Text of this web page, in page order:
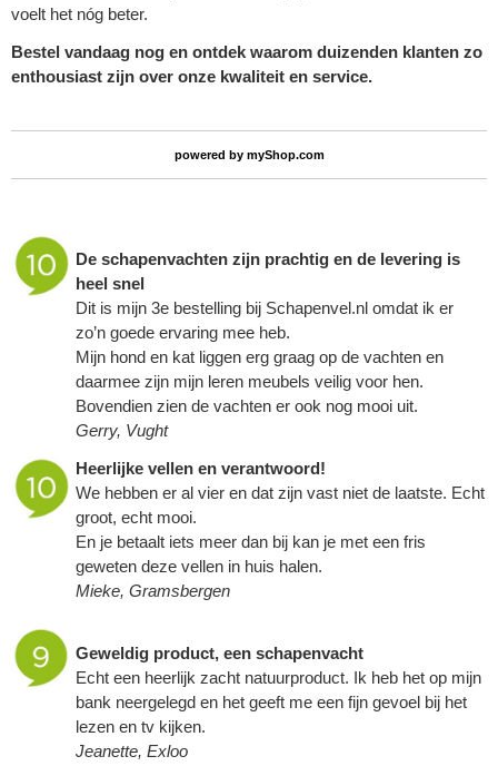
voelt het nóg beter.
Bestel vandaag nog en ontdek waarom duizenden klanten zo
enthousiast zijn over onze kwaliteit en service.
powered by myShop.com
De schapenvachten zijn prachtig en de levering is
heel snel
Dit is mijn 3e bestelling bij Schapenvel.nl omdat ik er
zo’n goede ervaring mee heb.
Mijn hond en kat liggen erg graag op de vachten en
daarmee zijn mijn leren meubels veilig voor hen.
Bovendien zien de vachten er ook nog mooi uit.
Gerry, Vught
Heerlijke vellen en verantwoord!
We hebben er al vier en dat zijn vast niet de laatste. Echt
groot, echt mooi.
En je betaalt iets meer dan bij kan je met een fris
geweten deze vellen in huis halen.
Mieke, Gramsbergen
Geweldig product, een schapenvacht
Echt een heerlijk zacht natuurproduct. Ik heb het op mijn
bank neergelegd en het geeft me een fijn gevoel bij het
lezen en tv kijken.
Jeanette, Exloo